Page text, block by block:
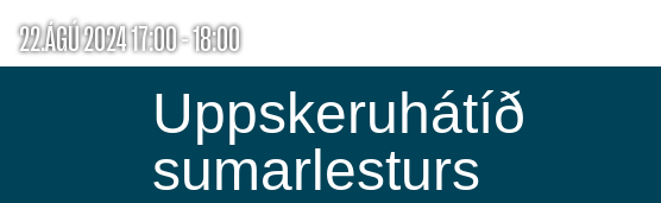
22.ÁGÚ 2024 17:00 - 18:00
Uppskeruhátíð
sumarlesturs